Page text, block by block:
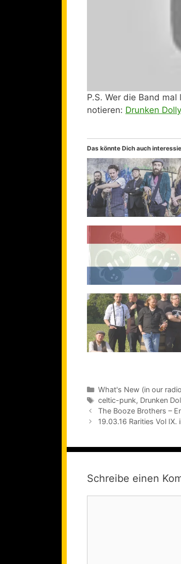
P.S. Wer die Band
notieren: Drunken
Das könnte Dich auch
Kategorien
What's New (in our
Schlagwörter
celtic-punk, Drunken
The Booze Brothers –
19.03.16 Rarities Vol
Schreibe einen